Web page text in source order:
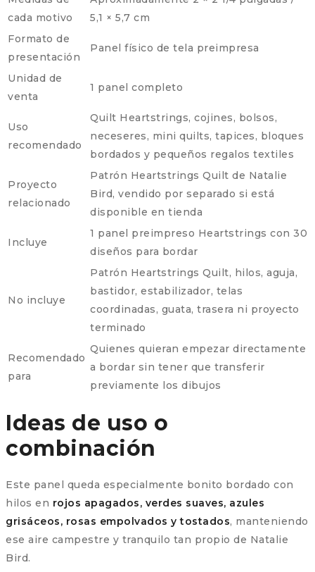
cada motivo
5,1 × 5,7 cm
Formato de
presentación
Panel físico de tela preimpresa
Unidad de
venta
1 panel completo
Uso
recomendado
Quilt Heartstrings, cojines, bolsos,
neceseres, mini quilts, tapices, bloques
bordados y pequeños regalos textiles
Proyecto
relacionado
Patrón Heartstrings Quilt de Natalie
Bird, vendido por separado si está
disponible en tienda
Incluye
1 panel preimpreso Heartstrings con 30
diseños para bordar
No incluye
Patrón Heartstrings Quilt, hilos, aguja,
bastidor, estabilizador, telas
coordinadas, guata, trasera ni proyecto
terminado
Recomendado
para
Quienes quieran empezar directamente
a bordar sin tener que transferir
previamente los dibujos
Ideas de uso o
combinación
Este panel queda especialmente bonito bordado con
hilos en rojos apagados, verdes suaves, azules
grisáceos, rosas empolvados y tostados, manteniendo
ese aire campestre y tranquilo tan propio de Natalie
Bird.